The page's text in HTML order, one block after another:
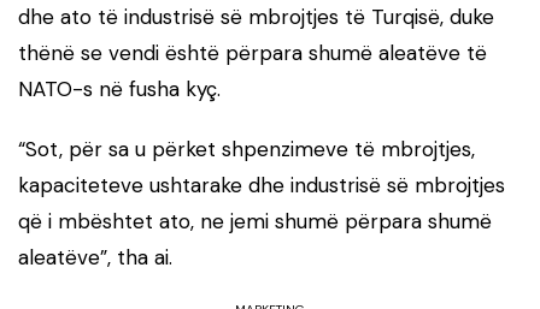
dhe ato të industrisë së mbrojtjes të Turqisë, duke
thënë se vendi është përpara shumë aleatëve të
NATO-s në fusha kyç.
“Sot, për sa u përket shpenzimeve të mbrojtjes,
kapaciteteve ushtarake dhe industrisë së mbrojtjes
që i mbështet ato, ne jemi shumë përpara shumë
aleatëve”, tha ai.